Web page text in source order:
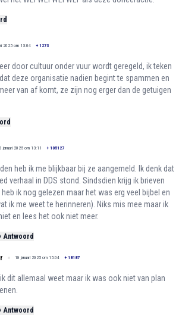
2025 om 13:04 + 1273
door cultuur onder vuur wordt geregeld, ik teken
deze organisatie nadien begint te spammen en
van af komt, ze zijn nog erger dan de getuigen
januari 2025 om 13:11 + 105127
heb ik me blijkbaar bij ze aangemeld. Ik denk dat
verhaal in DDS stond. Sindsdien krijg ik brieven
heb ik nog gelezen maar het was erg veel bijbel en
ik me weet te herinneren). Niks mis mee maar ik
en lees het ook niet meer.
Antwoord
18 januari 2025 om 15:04 + 18187
dit allemaal weet maar ik was ook niet van plan
Antwoord